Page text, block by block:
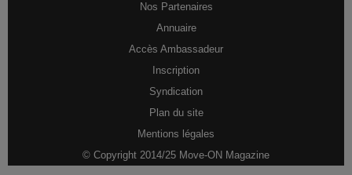
Nos Partenaires
Annuaire
Accès Ambassadeur
Inscription
Syndication
Plan du site
Mentions légales
© Copyright 2014/25 Move-ON Magazine